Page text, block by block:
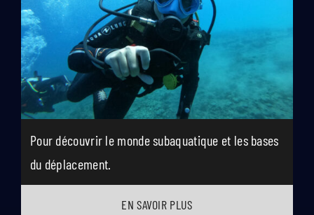
Pour découvrir le monde subaquatique et les bases
du déplacement.
EN SAVOIR PLUS